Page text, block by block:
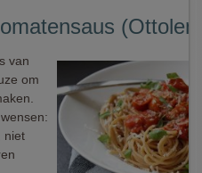
van
om
niet